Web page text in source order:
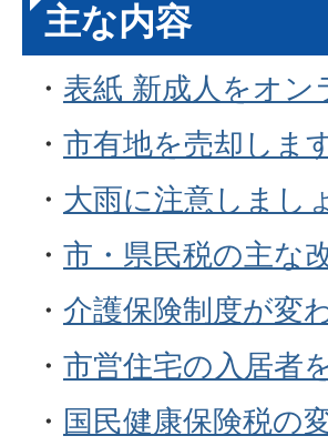
主な内容
・ 表紙 新成人をオ
・ 市有地を売却しま
・ 大雨に注意しまし
・ 市・県民税の主な
・ 介護保険制度が変
・ 市営住宅の入居者
・ 国民健康保険税の